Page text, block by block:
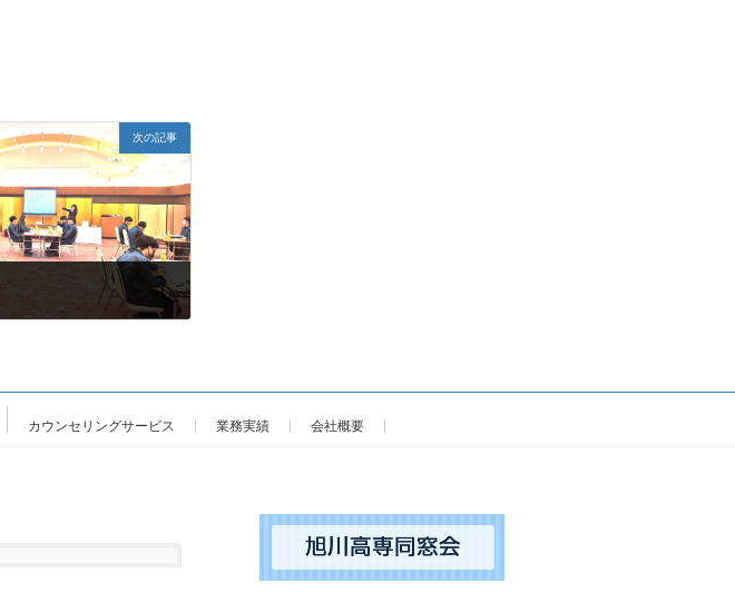
次の記事
カウンセリングサービス 業務実績 会社概要